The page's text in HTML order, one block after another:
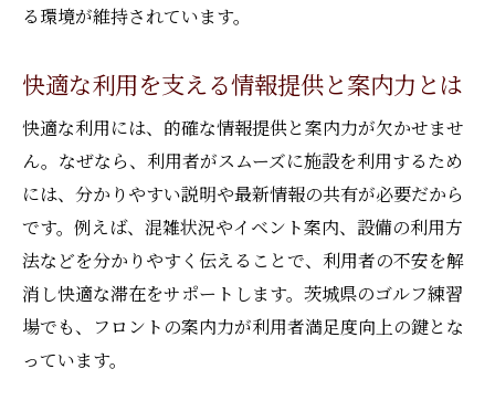
ゴルフ練習場で快適に過ごすための工夫
混雑を避けるゴルフ練習場の利用時間帯
効率良く上達するための練習施設活用術
スタッフのサポートが安心の理由
ゴルフ練習場のルールとマナーを知ろう
自分に合う茨城県のゴルフ練習場を見つけよう
茨城県内で自分に合うゴルフ練習場探し
希望条件から選ぶゴルフ練習場の絞り方
利用目的別に最適なゴルフ練習場を選択
る環境が維持されています。
快適な利用を支える情報提供と案内力とは
快適な利用には、的確な情報提供と案内力が欠かせませ
ん。なぜなら、利用者がスムーズに施設を利用するため
には、分かりやすい説明や最新情報の共有が必要だから
です。例えば、混雑状況やイベント案内、設備の利用方
法などを分かりやすく伝えることで、利用者の不安を解
消し快適な滞在をサポートします。茨城県のゴルフ練習
場でも、フロントの案内力が利用者満足度向上の鍵とな
っています。